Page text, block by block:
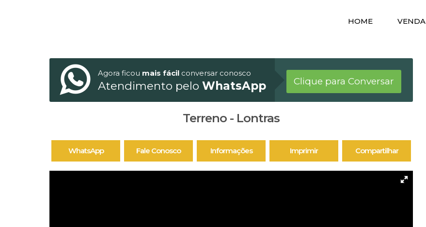
VENDA
HOME
Agora ficou mais fácil conversar conosco
Atendimento pelo WhatsApp Clique para Conversar
Terreno - Lontras
WhatsApp Fale Conosco Informações Imprimir Compartilhar